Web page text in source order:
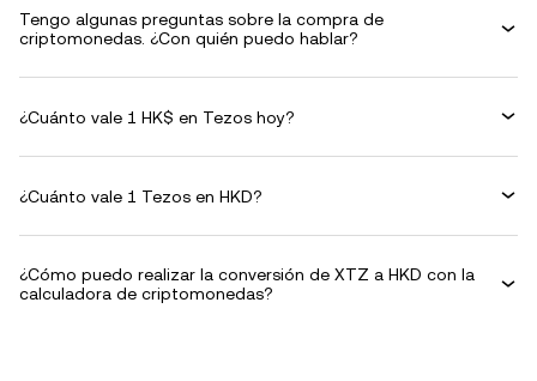
Tengo algunas preguntas sobre la compra de
criptomonedas. ¿Con quién puedo hablar?
¿Cuánto vale 1 HK$ en Tezos hoy?
¿Cuánto vale 1 Tezos en HKD?
¿Cómo puedo realizar la conversión de XTZ a HKD con la
calculadora de criptomonedas?